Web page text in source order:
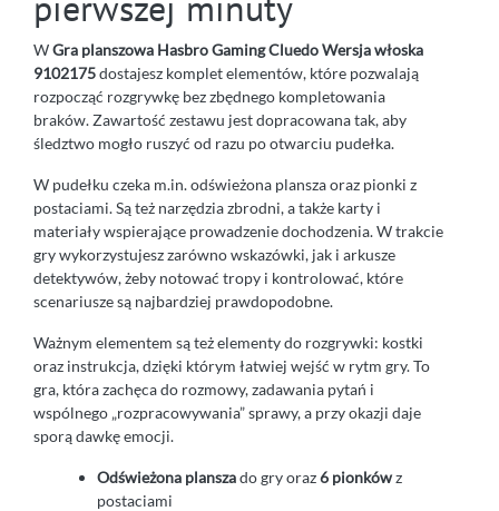
WGra planszowa Hasbro Gaming Cluedo Wersja włoska
9102175dostajesz komplet elementów, które pozwalają
rozpocząć rozgrywkę bez zbędnego kompletowania
braków. Zawartość zestawu jest dopracowana tak, aby
śledztwo mogło ruszyć od razu po otwarciu pudełka.
W pudełku czeka m.in. odświeżona plansza oraz pionki z
postaciami. Są też narzędzia zbrodni, a także karty i
materiały wspierające prowadzenie dochodzenia. W trakcie
gry wykorzystujesz zarówno wskazówki, jak i arkusze
detektywów, żeby notować tropy i kontrolować, które
scenariusze są najbardziej prawdopodobne.
Ważnym elementem są też elementy do rozgrywki: kostki
oraz instrukcja, dzięki którym łatwiej wejść w rytm gry. To
gra, która zachęca do rozmowy, zadawania pytań i
wspólnego „rozpracowywania” sprawy, a przy okazji daje
sporą dawkę emocji.
Odświeżona planszado gry oraz6 pionkówz
postaciami